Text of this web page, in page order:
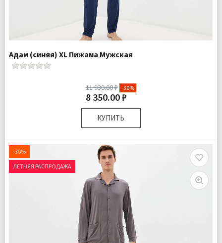
Адам (синяя) XL Пижама Мужская
11 930.00 ₽ -30%
8 350.00 ₽
КУПИТЬ
Ткань:
Трикотаж
Доставка:
Бесплатно
-30%
ЛЕТНЯЯ РАСПРОДАЖА